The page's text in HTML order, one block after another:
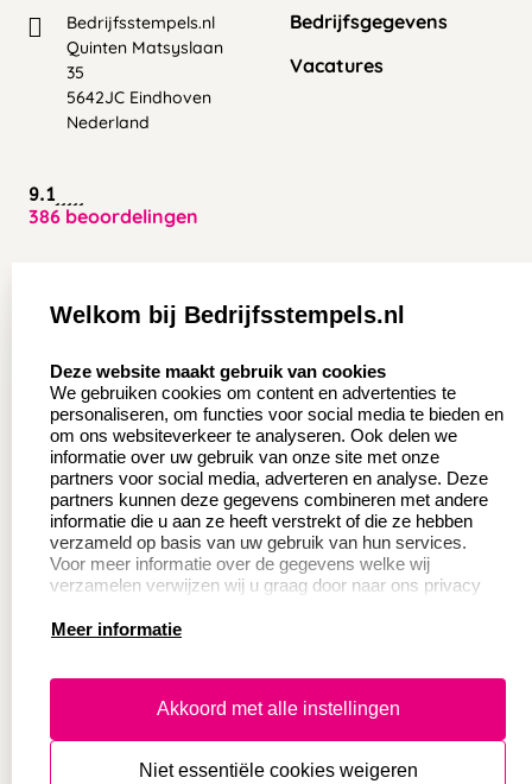
Bedrijfsstempels.nl
Quinten Matsyslaan
35
5642JC Eindhoven
Nederland
9.1
386 beoordelingen
Bedrijfsgegevens
Vacatures
Wederverkoper
worden
Sale
Betaling & Verzending
Veel gestelde vragen
Retourneren
Herroepingsrecht
Productinformatie:
Instructie voor
Aanleverspecificaties
Safety Sheets
Welkom bij Bedrijfsstempels.nl
Deze website maakt gebruik van cookies
We gebruiken cookies om content en advertenties te
personaliseren, om functies voor social media te bieden en
om ons websiteverkeer te analyseren. Ook delen we
informatie over uw gebruik van onze site met onze
partners voor social media, adverteren en analyse. Deze
partners kunnen deze gegevens combineren met andere
informatie die u aan ze heeft verstrekt of die ze hebben
verzameld op basis van uw gebruik van hun services.
Voor meer informatie over de gegevens welke wij
verzamelen verwijzen wij u graag door naar ons privacy
Meer informatie
Akkoord met alle instellingen
Niet essentiële cookies weigeren